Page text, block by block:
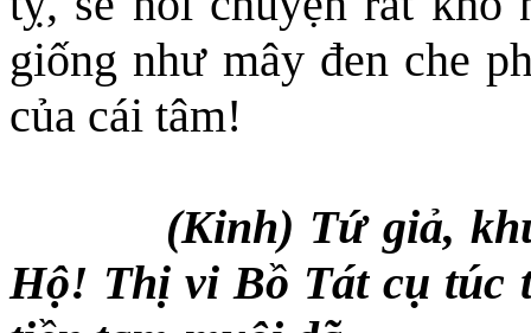
giống như mây đen che
của cái tâm!
(Kinh) Tứ giả,
Hộ! Thị vi Bồ Tát cụ túc